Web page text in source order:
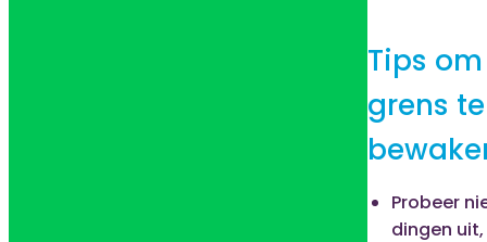
Tips
grens te
Probeer
dingen